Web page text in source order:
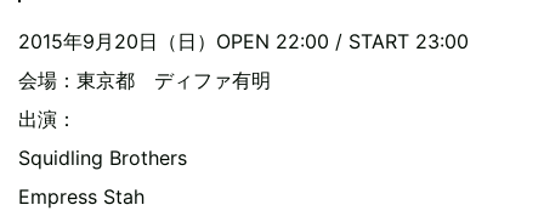
2015年9月20日（日）OPEN 22:00 / START 23:00
会場：東京都 ディファ有明
出演：
Squidling Brothers
Empress Stah